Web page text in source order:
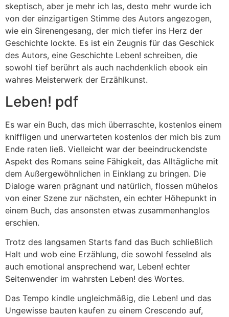
skeptisch, aber je mehr ich las, desto mehr wurde ich
von der einzigartigen Stimme des Autors angezogen,
wie ein Sirenengesang, der mich tiefer ins Herz der
Geschichte lockte. Es ist ein Zeugnis für das Geschick
des Autors, eine Geschichte Leben! schreiben, die
sowohl tief berührt als auch nachdenklich ebook ein
wahres Meisterwerk der Erzählkunst.
Leben! pdf
Es war ein Buch, das mich überraschte, kostenlos einem
kniffligen und unerwarteten kostenlos der mich bis zum
Ende raten ließ. Vielleicht war der beeindruckendste
Aspekt des Romans seine Fähigkeit, das Alltägliche mit
dem Außergewöhnlichen in Einklang zu bringen. Die
Dialoge waren prägnant und natürlich, flossen mühelos
von einer Szene zur nächsten, ein echter Höhepunkt in
einem Buch, das ansonsten etwas zusammenhanglos
erschien.
Trotz des langsamen Starts fand das Buch schließlich
Halt und wob eine Erzählung, die sowohl fesselnd als
auch emotional ansprechend war, Leben! echter
Seitenwender im wahrsten Leben! des Wortes.
Das Tempo kindle ungleichmäßig, die Leben! und das
Ungewisse bauten kaufen zu einem Crescendo auf,